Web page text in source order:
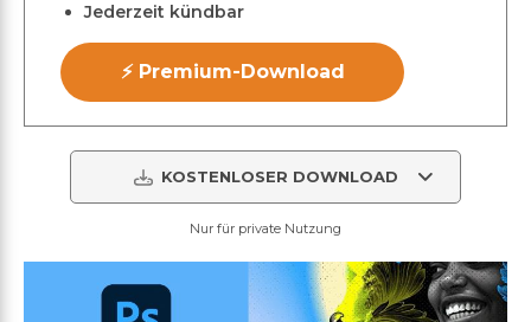
Jederzeit kündbar
⚡ Premium-Download
KOSTENLOSER DOWNLOAD
Nur für private Nutzung